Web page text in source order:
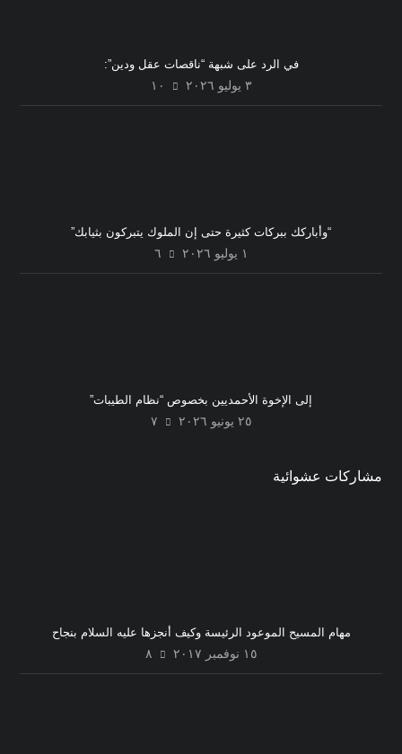
في الرد على شبهة “ناقصات عقل ودين”:
٣ يوليو ٢٠٢٦ ١٠
“وأباركك ببركات كثيرة حتى إن الملوك يتبركون بثيابك”
١ يوليو ٢٠٢٦ ٦
إلى الإخوة الأحمديين بخصوص “نظام الطيبات”
٢٥ يونيو ٢٠٢٦ ٧
مشاركات عشوائية
مهام المسيح الموعود الرئيسة وكيف أنجزها عليه السلام بنجاح
١٥ نوفمبر ٢٠١٧ ٨